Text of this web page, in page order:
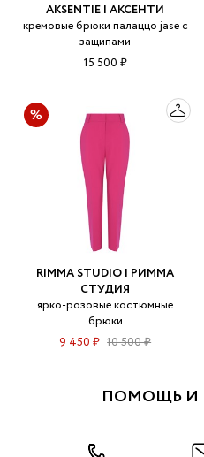
AKSENTIE | АКСЕНТИ
кремовые брюки палаццо jase с
защипами
15 500 ₽
RIMMA STUDIO | РИММА
СТУДИЯ
ярко-розовые костюмные
брюки
9 450 ₽ 10 500 ₽
ПОМОЩЬ И